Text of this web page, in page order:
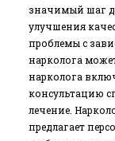
значимый шаг
улучшения
проблемы с
нарколога
нарколога
консультацию
лечение.
предлагает